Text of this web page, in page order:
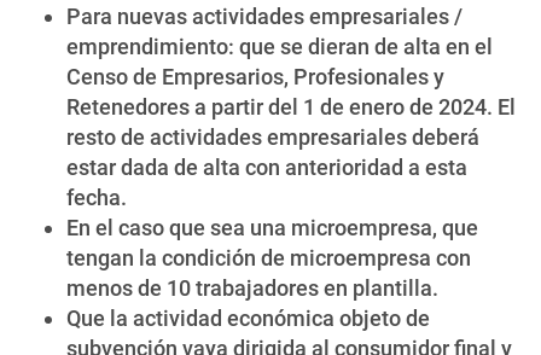
Para nuevas actividades empresariales /
emprendimiento: que se dieran de alta en el
Censo de Empresarios, Profesionales y
Retenedores a partir del 1 de enero de 2024. El
resto de actividades empresariales deberá
estar dada de alta con anterioridad a esta
fecha.
En el caso que sea una microempresa, que
tengan la condición de microempresa con
menos de 10 trabajadores en plantilla.
Que la actividad económica objeto de
subvención vaya dirigida al consumidor final y